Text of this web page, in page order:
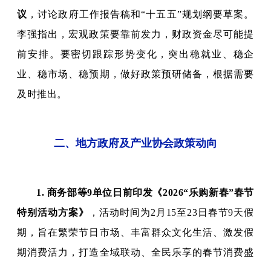
议 ，讨论政府工作报告稿和“十五五”规划纲要草案。
李强指出，宏观政策要靠前发力，财政资金尽可能提
前安排。要密切跟踪形势变化，突出稳就业、稳企
业、稳市场、稳预期，做好政策预研储备，根据需要
及时推出。
二、地方政府及产业协会政策动向
1. 商务部等9单位日前印发《2026“乐购新春”春节
特别活动方案》
，活动时间为2月15至23日春节9天假
期，旨在繁荣节日市场、丰富群众文化生活、激发假
期消费活力，打造全域联动、全民乐享的春节消费盛